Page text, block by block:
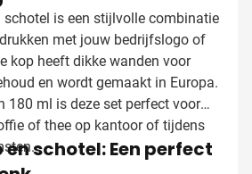
schotel is een stijlvolle combinatie
met jouw bedrijfslogo of
kop heeft dikke wanden voor
en wordt gemaakt in Europa.
180 ml is deze set perfect voor
of thee op kantoor of tijdens
schotel: Een perfect